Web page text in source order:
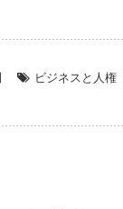
ビジネスと人権